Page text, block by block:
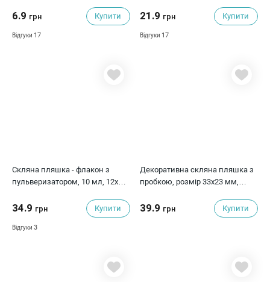
6.9 грн Купити
Відгуки 17
21.9 грн Купити
Відгуки 17
Скляна пляшка - флакон з
пульверизатором, 10 мл, 12х1.4
34.9 грн Купити
Відгуки 3
Декоративна скляна пляшка з
пробкою, розмір 33х23 мм,
39.9 грн Купити